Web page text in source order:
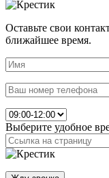
Оставьте свои
ближайшее время.
Выберите удобное